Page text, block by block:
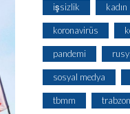
işsizlik kadın
koronavirüs
pandemi
sosyal medya
tbmm